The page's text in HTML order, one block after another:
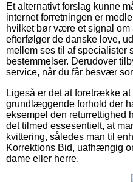
Et alternativt forslag kunne
internet forretningen er
hvilket bør være et signal om
efterfølger de danske love,
mellem ses til af
bestemmelser. Derudover
service, når du får besvær
Ligeså er det at foretrække
grundlæggende forhold der
eksempel den returrettighed
det tilmed essesentielt, at
kvittering, således man til
Korrektions Bid, uafhængig
dame eller herre.